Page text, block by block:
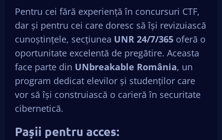
Pentru cei fără experiență în concursuri CTF,
dar și pentru cei care doresc să își revizuiască
cunoștințele, secțiunea UNR 24/7/365 oferă o
oportunitate excelentă de pregătire. Aceasta
face parte din UNbreakable România, un
program dedicat elevilor și studenților care
vor să își construiască o carieră în securitate
cibernetică.
Pașii pentru acces: